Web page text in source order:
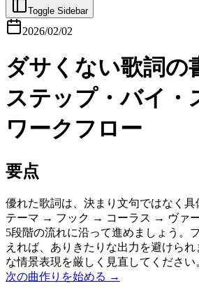
Toggle Sidebar
2026/02/02
ダサくない歌詞
ステップ・バイ・
ワークフロー
要点
優れた歌詞は、決まり文句ではなく具
テーマ → フック → コーラス → ヴァ
5段階の流れに沿って進めましょう。
えれば、ありきたりな出力を避けら
な情景表現を厳しく見直してください
次の曲作りを始める →